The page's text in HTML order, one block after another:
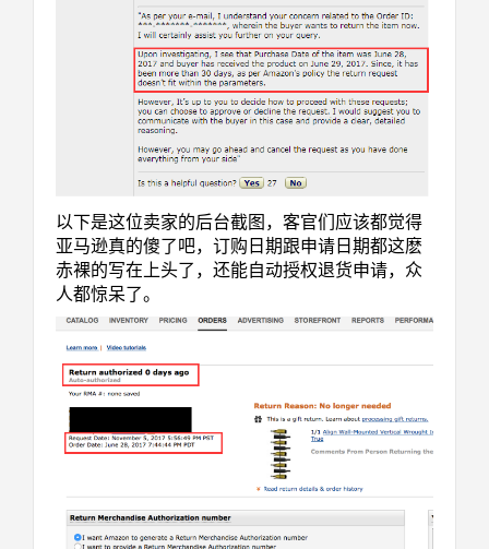
以下是这位卖家的后台截图，客官们应该都觉得
亚马逊真的傻了吧，订购日期跟申请日期都这麽
赤裸的写在上头了，还能自动授权退货申请，众
人都惊呆了。